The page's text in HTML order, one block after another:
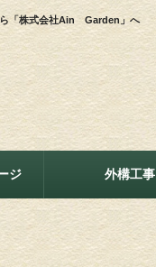
ら「株式会社Ain Garden」へ
ジ 外構工事